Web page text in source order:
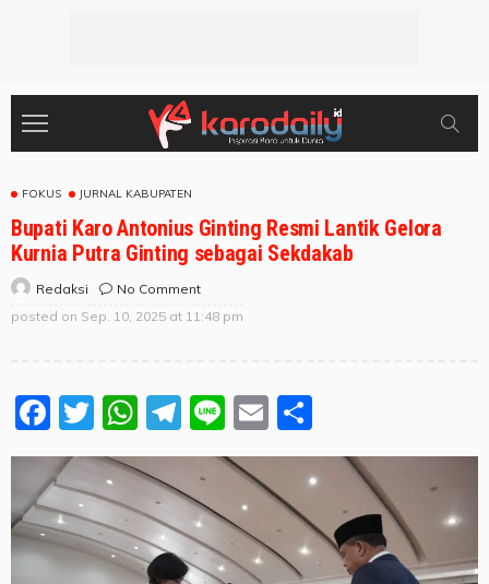
FOKUS JURNAL KABUPATEN
Bupati Karo Antonius Ginting Resmi Lantik Gelora
Kurnia Putra Ginting sebagai Sekdakab
Redaksi
No Comment
posted on Sep. 10, 2025 at 11:48 pm
Facebook
Twitter
WhatsApp
Telegram
LineEmail